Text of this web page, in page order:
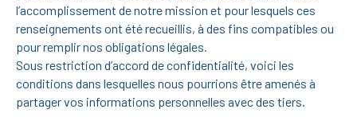
l’accomplissement de notre mission et pour lesquels ces
renseignements ont été recueillis, à des fins compatibles ou
pour remplir nos obligations légales.
Sous restriction d’accord de confidentialité, voici les
conditions dans lesquelles nous pourrions être amenés à
partager vos informations personnelles avec des tiers.